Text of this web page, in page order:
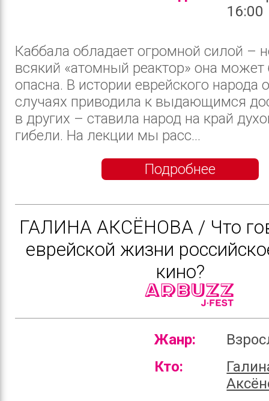
16:00
Каббала обладает огромной силой –
всякий «атомный реактор» она может
опасна. В истории еврейского народа
случаях приводила к выдающимся
в других – ставила народ на край
гибели. На лекции мы расс...
Подробнее
ГАЛИНА АКСЁНОВА / Что
еврейской жизни
кино?
Жанр:
Кто: